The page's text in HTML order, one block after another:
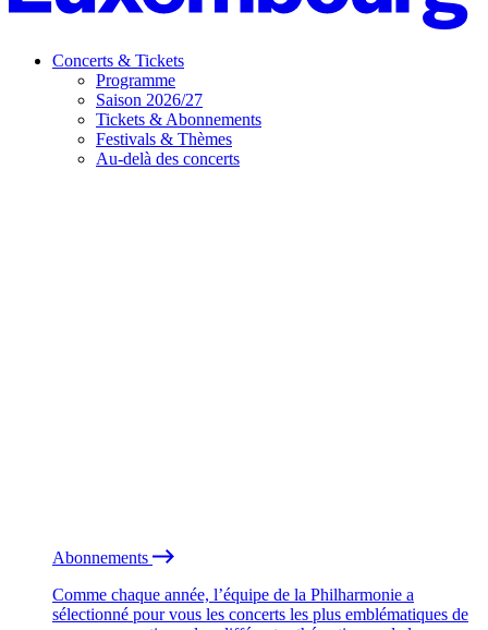
Concerts & Tickets
Programme
Saison 2026/27
Tickets & Abonnements
Festivals & Thèmes
Au-delà des concerts
Abonnements
Comme chaque année, l’équipe de la Philharmonie a
sélectionné pour vous les concerts les plus emblématiques de